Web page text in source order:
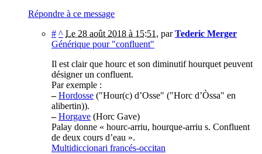
Répondre à ce message
# ^ Le 28 août 2018 à 15:51 , parTederic Merger
Générique pour "confluent"
Il est clair que hourc et son diminutif hourquet peuvent
désigner un confluent.
Par exemple :
– Hordosse ("Hour(c) d’Osse" ("Horc d’Òssa" en
alibertin)).
– Horgave (Horc Gave)
Palay donne « hourc-arriu, hourque-arriu s. Confluent
de deux cours d’eau ».
Multidiccionari francés-occitan